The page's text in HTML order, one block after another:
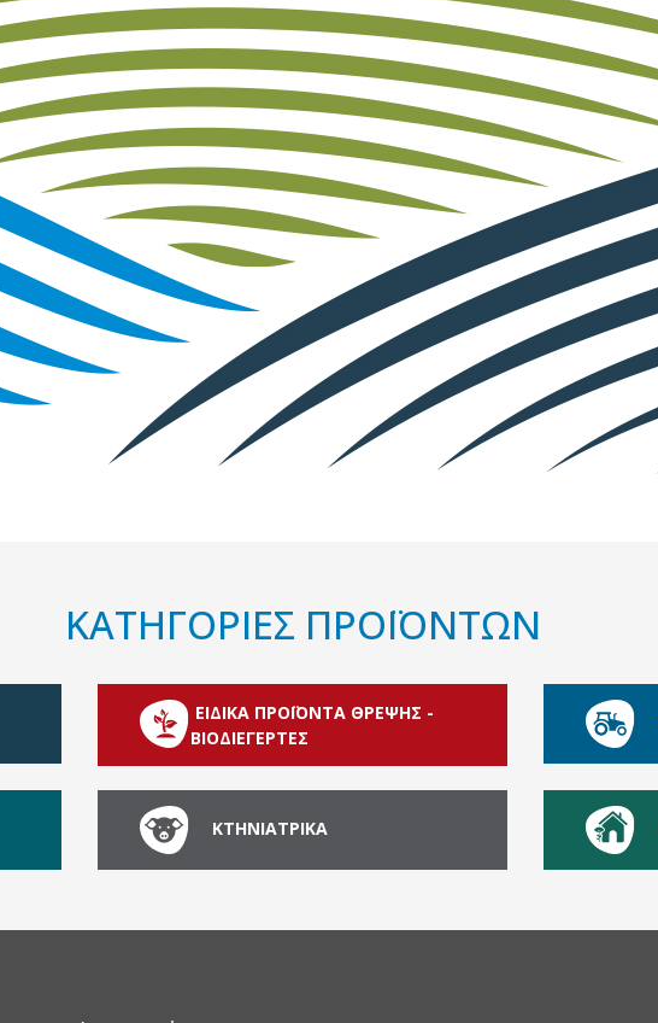
ΚΑΤΗΓΟΡΙΕΣ ΠΡΟΪΟΝΤΩΝ
ΕΙΔΙΚΑ ΠΡΟΪΟΝΤΑ ΘΡΕΨΗΣ -
ΒΙΟΔΙΕΓΕΡΤΕΣ
ΚΤΗΝΙΑΤΡΙΚΑ